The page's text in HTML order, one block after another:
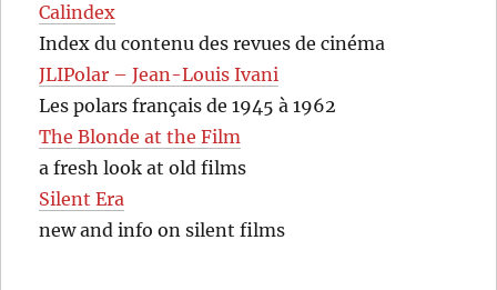
Calindex
Index du contenu des revues de cinéma
JLIPolar – Jean-Louis Ivani
Les polars français de 1945 à 1962
The Blonde at the Film
a fresh look at old films
Silent Era
new and info on silent films